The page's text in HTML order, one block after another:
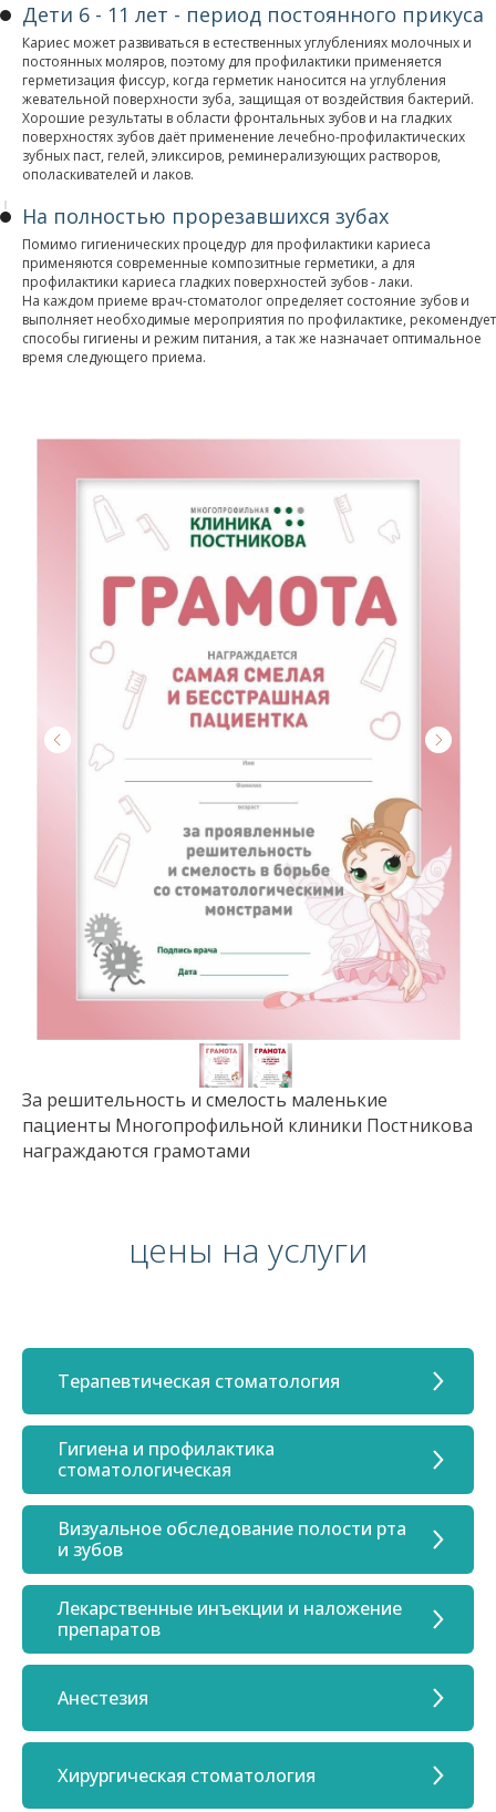
Дети 6 - 11 лет - период постоянного прикуса
Кариес может развиваться в естественных углублениях молочных и
постоянных моляров, поэтому для профилактики применяется
герметизация фиссур, когда герметик наносится на углубления
жевательной поверхности зуба, защищая от воздействия бактерий.
Хорошие результаты в области фронтальных зубов и на гладких
поверхностях зубов даёт применение лечебно-профилактических
зубных паст, гелей, эликсиров, реминерализующих растворов,
ополаскивателей и лаков.
На полностью прорезавшихся зубах
Помимо гигиенических процедур для профилактики кариеса
применяются современные композитные герметики, а для
профилактики кариеса гладких поверхностей зубов - лаки.
На каждом приеме врач-стоматолог определяет состояние зубов и
выполняет необходимые мероприятия по профилактике, рекомендует
способы гигиены и режим питания, а так же назначает оптимальное
время следующего приема.
За решительность и смелость маленькие
пациенты Многопрофильной клиники Постникова
награждаются грамотами
цены на услуги
Терапевтическая стоматология
Гигиена и профилактика
стоматологическая
Визуальное обследование полости рта
и зубов
Лекарственные инъекции и наложение
препаратов
Анестезия
Хирургическая стоматология